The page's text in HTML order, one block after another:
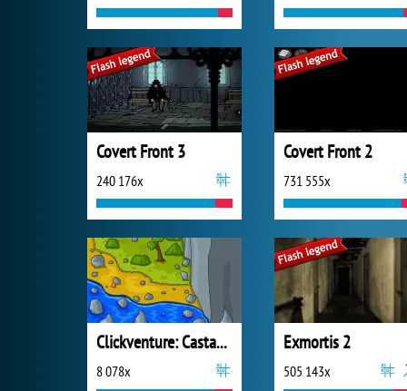
Covert Front 3
240 176x
Covert Front 2
731 555x
Clickventure: Castaway
8 078x
Exmortis 2
505 143x